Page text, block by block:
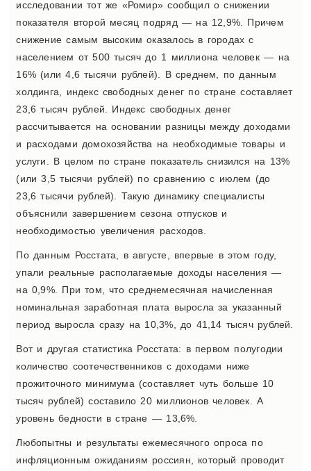
исследовании тот же «Ромир» сообщил о снижении
показателя второй месяц подряд — на 12,9%. Причем
снижение самым высоким оказалось в городах с
населением от 500 тысяч до 1 миллиона человек — на
16% (или 4,6 тысячи рублей). В среднем, по данным
холдинга, индекс свободных денег по стране составляет
23,6 тысяч рублей. Индекс свободных денег
рассчитывается на основании разницы между доходами
и расходами домохозяйства на необходимые товары и
услуги. В целом по стране показатель снизился на 13%
(или 3,5 тысячи рублей) по сравнению с июлем (до
23,6 тысячи рублей). Такую динамику специалисты
объяснили завершением сезона отпусков и
необходимостью увеличения расходов.
По данным Росстата, в августе, впервые в этом году,
упали реальные располагаемые доходы населения —
на 0,9%. При том, что среднемесячная начисленная
номинальная заработная плата выросла за указанный
период выросла сразу на 10,3%, до 41,14 тысяч рублей.
Вот и другая статистика Росстата: в первом полугодии
количество соотечественников с доходами ниже
прожиточного минимума (составляет чуть больше 10
тысяч рублей) составило 20 миллионов человек. А
уровень бедности в стране — 13,6%.
Любопытны и результаты ежемесячного опроса по
инфляционным ожиданиям россиян, который проводит